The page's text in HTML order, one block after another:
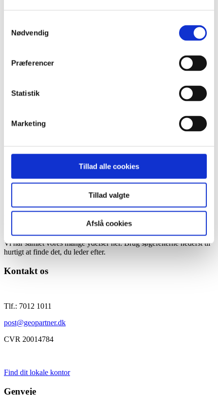
Nødvendig
Præferencer
Statistik
Marketing
Tillad alle cookies
Tillad valgte
Afslå cookies
Klima og miljø
Kundesupport
Mød direktionen og bestyrelsen
Ydelser
Som en af landets største landinspektørvirksomheder tilbyder vi en
bred vifte af ydelser. Uanset opgaven giver vi dig de svar, du skal
bruge. Korrekte svar. Præcise svar. Svar, du kan være helt tryg ved.
Vi har samlet vores mange ydelser her. Brug søgefelterne nederst til
hurtigt at finde det, du leder efter.
Kontakt os
Tlf.: 7012 1011
post@geopartner.dk
CVR 20014784
Find dit lokale kontor
Genveje